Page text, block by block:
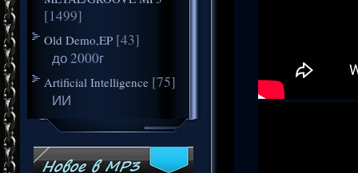
[1499]
Old Demo,EP [43]
до 2000г
Artificial Intelligence [75]
ИИ